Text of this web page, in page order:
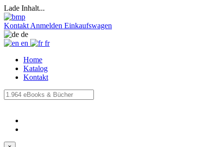
Lade Inhalt...
Kontakt Anmelden Einkaufswagen
de
en
fr
Home
Katalog
Kontakt